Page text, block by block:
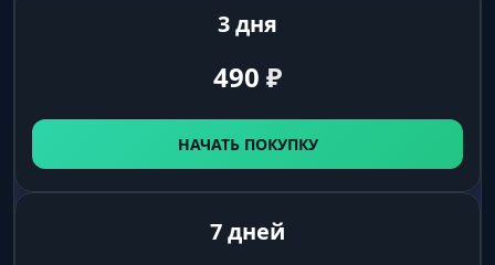
3 дня
490 ₽
НАЧАТЬ ПОКУПКУ
7 дней